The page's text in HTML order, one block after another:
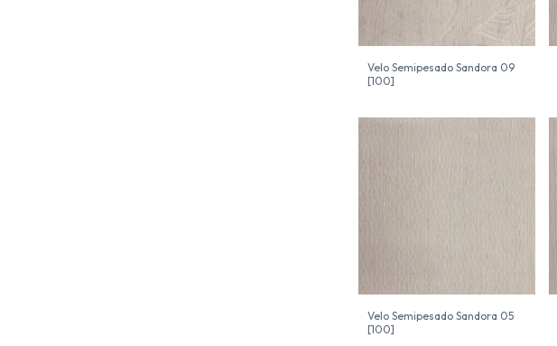
Velo Semipesado Sandora 09
[100]
Velo Semipesado Sandora 05
[100]